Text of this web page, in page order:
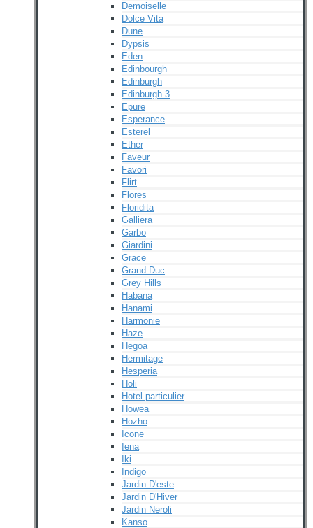
Demoiselle
Dolce Vita
Dune
Dypsis
Eden
Edinbourgh
Edinburgh
Edinburgh 3
Epure
Esperance
Esterel
Ether
Faveur
Favori
Flirt
Flores
Floridita
Galliera
Garbo
Giardini
Grace
Grand Duc
Grey Hills
Habana
Hanami
Harmonie
Haze
Hegoa
Hermitage
Hesperia
Holi
Hotel particulier
Howea
Hozho
Icone
Iena
Iki
Indigo
Jardin D'este
Jardin D'Hiver
Jardin Neroli
Kanso